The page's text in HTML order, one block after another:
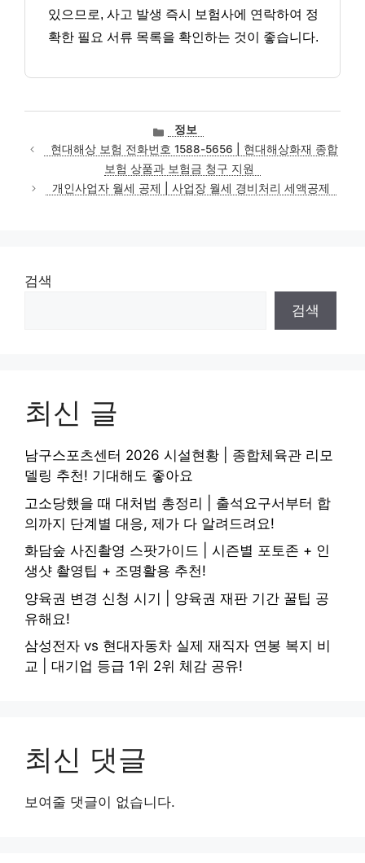
있으므로, 사고 발생 즉시 보험사에 연락하여 정
확한 필요 서류 목록을 확인하는 것이 좋습니다.
카
테
고
리
정보
현대해상 보험 전화번호 1588-5656 | 현대해상화재 종합
보험 상품과 보험금 청구 지원
개인사업자 월세 공제 | 사업장 월세 경비처리 세액공제
검색
검색
최신 글
남구스포츠센터 2026 시설현황 | 종합체육관 리모
델링 추천! 기대해도 좋아요
고소당했을 때 대처법 총정리 | 출석요구서부터 합
의까지 단계별 대응, 제가 다 알려드려요!
화담숲 사진촬영 스팟가이드 | 시즌별 포토존 + 인
생샷 촬영팁 + 조명활용 추천!
양육권 변경 신청 시기 | 양육권 재판 기간 꿀팁 공
유해요!
삼성전자 vs 현대자동차 실제 재직자 연봉 복지 비
교 | 대기업 등급 1위 2위 체감 공유!
최신 댓글
보여줄 댓글이 없습니다.